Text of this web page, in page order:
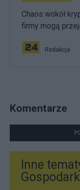
Chaos wokół
firmy mogą
Redakcja
Komentarze
Inne